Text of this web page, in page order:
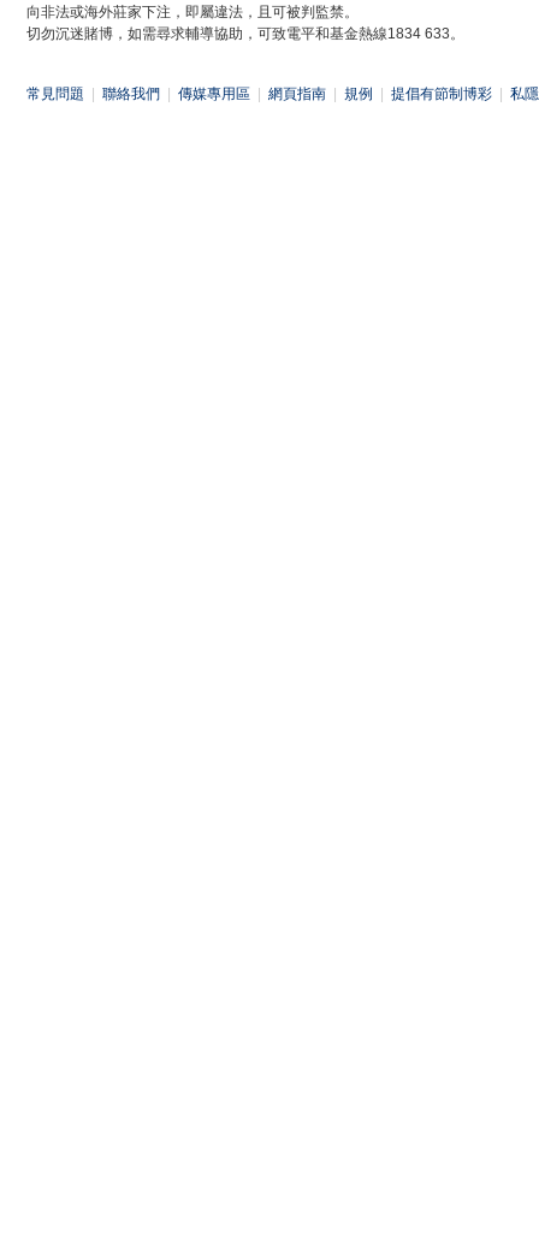
向非法或海外莊家下注，即屬違法，且可被判監禁。
切勿沉迷賭博，如需尋求輔導協助，可致電平和基金熱線1834 633。
常見問題 聯絡我們 傳媒專用區 網頁指南 規例 提倡有節制博彩 私